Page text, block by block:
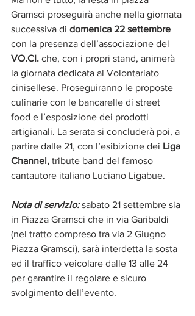
Gramsci proseguirà anche nella giornata
successiva di domenica 22 settembre
con la presenza dell’associazione del
VO.CI. che, con i propri stand, animerà
la giornata dedicata al Volontariato
cinisellese. Proseguiranno le proposte
culinarie con le bancarelle di street
food e l’esposizione dei prodotti
artigianali. La serata si concluderà poi, a
partire dalle 21, con l’esibizione dei Liga
Channel, tribute band del famoso
cantautore italiano Luciano Ligabue.
Nota di servizio: sabato 21 settembre sia
in Piazza Gramsci che in via Garibaldi
(nel tratto compreso tra via 2 Giugno
Piazza Gramsci), sarà interdetta la sosta
ed il traffico veicolare dalle 13 alle 24
per garantire il regolare e sicuro
svolgimento dell’evento.